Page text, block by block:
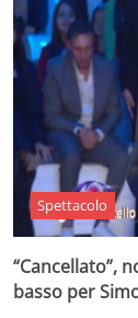
Spettacolo
“Cancellato”,
basso per